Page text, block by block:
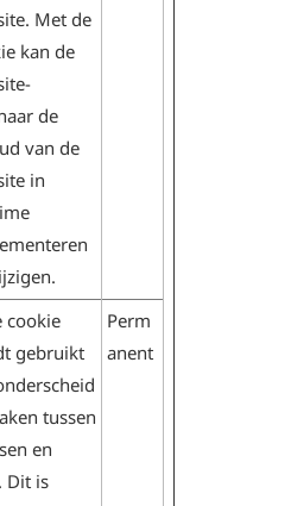
Met de
kan de
de
van de
in
cookie
gebruikt
tussen
en
Dit is
Perm
anent